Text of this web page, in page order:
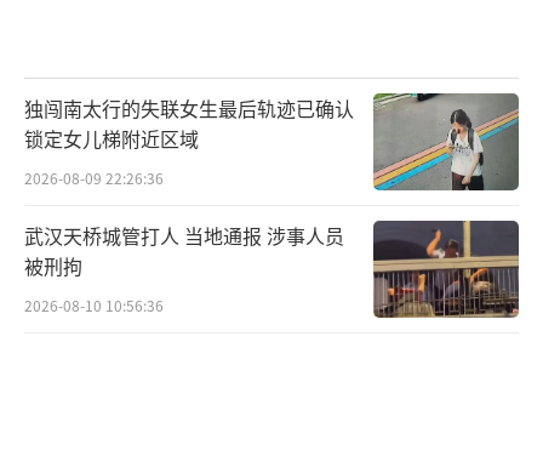
独闯南太行的失联女生最后轨迹已确认
锁定女儿梯附近区域
2026-08-09 22:26:36
武汉天桥城管打人 当地通报 涉事人员
被刑拘
2026-08-10 10:56:36